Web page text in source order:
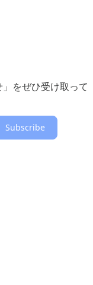
をぜひ受け取って
Subscribe